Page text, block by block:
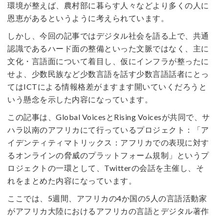
環境が整えば、農村部に暮らす人々などより多くの人に
恩恵があるというように考えられています。
しかし、今回の記事ではデジタル社会を語る上で、共通
認識であるハード面の整備といった文脈ではなく、主に
文化・言語面について着目し、仮にインフラが整ったに
せよ、少数民族など少数言語を話す少数言語話者にとっ
てはICTによる情報格差がますます開いていくだろうと
いう懸念を示した内容になっています。
この記事は、Global VoicesとRising Voicesが共同で、サ
ハラ以南のアフリカにて行っているプロジェクト：「ア
イデンティティマトリックス：アフリカでの表現に対す
るオンラインの脅威のプラットフォーム規制」というプ
ロジェクトの一環として、Twitterの会話を主催し、そ
れをまとめた内容になっています。
ここでは、5週間、アフリカの4か国の5人の言語活動家
がアフリカ大陸におけるアフリカの言語とデジタル著作